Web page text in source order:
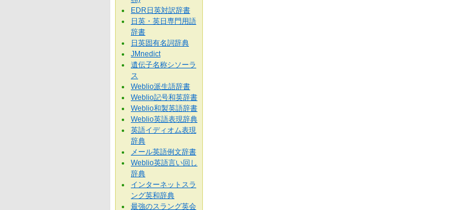
EDR日英対訳辞書
日英・英日専門用語
辞書
日英固有名詞辞典
JMnedict
遺伝子名称シソーラ
ス
Weblio派生語辞書
Weblio記号和英辞書
Weblio和製英語辞書
Weblio英語表現辞典
英語イディオム表現
辞典
メール英語例文辞書
Weblio英語言い回し
辞典
インターネットスラ
ング英和辞典
最強のスラング英会